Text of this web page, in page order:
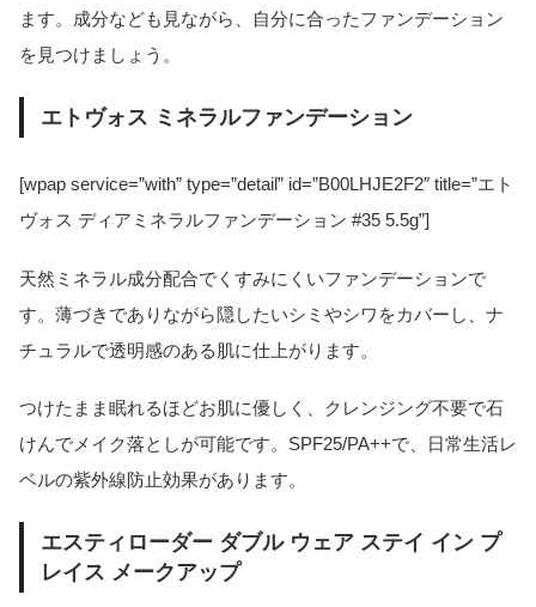
ます。成分なども見ながら、自分に合ったファンデーション
を見つけましょう。
エトヴォス ミネラルファンデーション
[wpap service=”with” type=”detail” id=”B00LHJE2F2″ title=”エト
ヴォス ディアミネラルファンデーション #35 5.5g”]
天然ミネラル成分配合でくすみにくいファンデーションで
す。薄づきでありながら隠したいシミやシワをカバーし、ナ
チュラルで透明感のある肌に仕上がります。
つけたまま眠れるほどお肌に優しく、クレンジング不要で石
けんでメイク落としが可能です。SPF25/PA++で、日常生活レ
ベルの紫外線防止効果があります。
エスティローダー ダブル ウェア ステイ イン プ
レイス メークアップ